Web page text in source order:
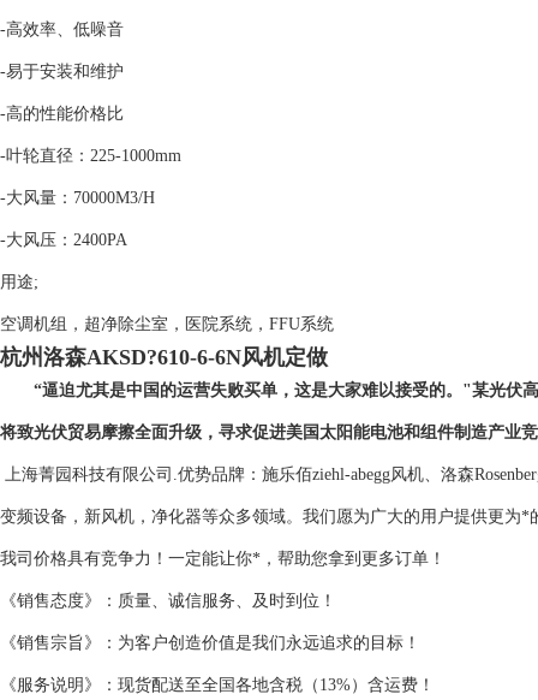
-高效率、低噪音
-易于安装和维护
-高的性能价格比
-叶轮直径：225-1000mm
-大风量：70000M3/H
-大风压：2400PA
用途;
空调机组，超净除尘室，医院系统，FFU系统
杭州洛森AKSD?610-6-6N风机定做
“逼迫尤其是中国的运营失败买单，这是大家难以接受的。"某光伏
将致光伏贸易摩擦全面升级，寻求促进美国太阳能电池和组件制造产业
上海菁园科技有限公司.优势品牌：施乐佰ziehl-abegg风机、洛森
变频设备，新风机，净化器等众多领域。我们愿为广大的用户提供更为
我司价格具有竞争力！一定能让你*，帮助您拿到更多订单！
《销售态度》：质量、诚信服务、及时到位！
《销售宗旨》：为客户创造价值是我们永远追求的目标！
《服务说明》：现货配送至全国各地含税（13%）含运费！